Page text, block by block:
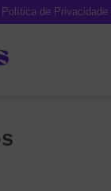
Política de Privacidade